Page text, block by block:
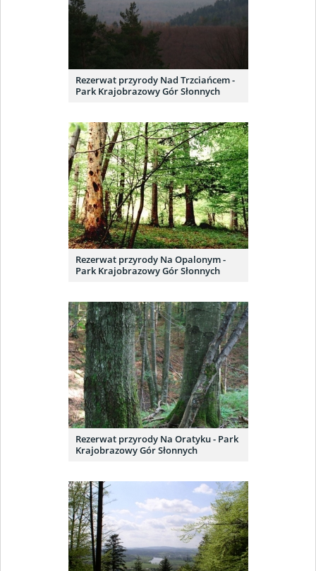
Rezerwat przyrody Nad Trzciańcem -
Park Krajobrazowy Gór Słonnych
Rezerwat przyrody Na Opalonym -
Park Krajobrazowy Gór Słonnych
Rezerwat przyrody Na Oratyku - Park
Krajobrazowy Gór Słonnych